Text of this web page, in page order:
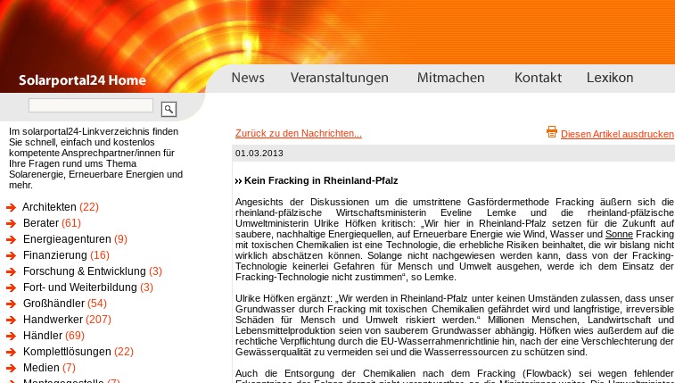
Im solarportal24-Linkverzeichnis finden
Sie schnell, einfach und kostenlos
kompetente Ansprechpartner/innen für
Ihre Fragen rund ums Thema
Solarenergie, Erneuerbare Energien und
mehr.
Architekten (22)
Berater (61)
Energieagenturen (9)
Finanzierung (16)
Forschung & Entwicklung (3)
Fort- und Weiterbildung (3)
Großhändler (54)
Handwerker (207)
Händler (69)
Komplettlösungen (22)
Medien (7)
Zurück zu den Nachrichten... Diesen Artikel ausdrucken
01.03.2013
Kein Fracking in Rheinland-Pfalz
Angesichts der Diskussionen um die umstrittene Gasfördermethode Fracking äußern sich die
rheinland-pfälzische Wirtschaftsministerin Eveline Lemke und die rheinland-pfälzische
Umweltministerin Ulrike Höfken kritisch: „Wir hier in Rheinland-Pfalz setzen für die Zukunft auf
saubere, nachhaltige Energiequellen, auf Erneuerbare Energie wie Wind, Wasser und SonneFracking
mit toxischen Chemikalien ist eine Technologie, die erhebliche Risiken beinhaltet, die wir bislang nicht
wirklich abschätzen können. Solange nicht nachgewiesen werden kann, dass von der Fracking-
Technologie keinerlei Gefahren für Mensch und Umwelt ausgehen, werde ich dem Einsatz der
Fracking-Technologie nicht zustimmen“, so Lemke.
Ulrike Höfken ergänzt: „Wir werden in Rheinland-Pfalz unter keinen Umständen zulassen, dass unser
Grundwasser durch Fracking mit toxischen Chemikalien gefährdet wird und langfristige, irreversible
Schäden für Mensch und Umwelt riskiert werden.“ Millionen Menschen, Landwirtschaft und
Lebensmittelproduktion seien von sauberem Grundwasser abhängig. Höfken wies außerdem auf die
rechtliche Verpflichtung durch die EU-Wasserrahmenrichtlinie hin, nach der eine Verschlechterung der
Gewässerqualität zu vermeiden sei und die Wasserressourcen zu schützen sind.
Auch die Entsorgung der Chemikalien nach dem Fracking (Flowback) sei wegen fehlender